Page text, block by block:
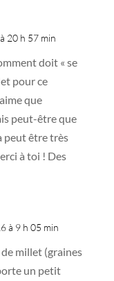
20 h 57 min
doit « se
pour ce
que
peut-être que
peut être très
à toi ! Des
à 9 h 05 min
de millet (graines
un petit